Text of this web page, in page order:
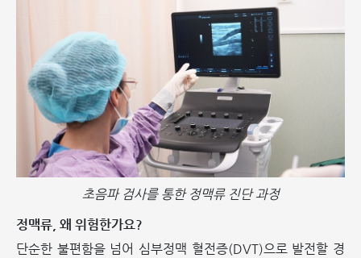
초음파 검사를 통한 정맥류 진단 과정
정맥류, 왜 위험한가요?
단순한 불편함을 넘어 심부정맥 혈전증(DVT)으로 발전할 경